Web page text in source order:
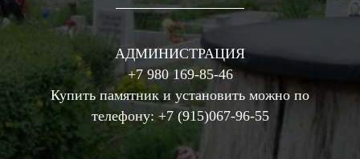
АДМИНИСТРАЦИЯ
+7 980 169-85-46
Купить памятник и установить можно по
телефону: +7 (915)067-96-55